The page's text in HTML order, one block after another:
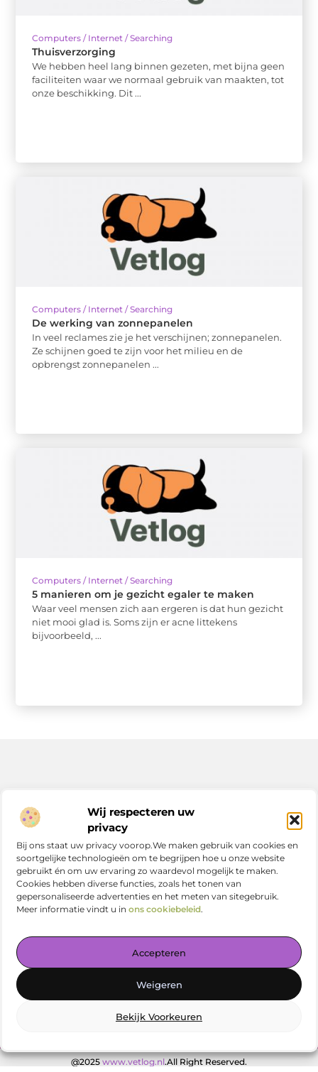
Wij respecteren uw
privacy
Bij ons staat uw privacy voorop.We maken gebruik van cookies en
soortgelijke technologieën om te begrijpen hoe u onze website
gebruikt én om uw ervaring zo waardevol mogelijk te maken.
Cookies hebben diverse functies, zoals het tonen van
gepersonaliseerde advertenties en het meten van sitegebruik.
Meer informatie vindt u in ons cookiebeleid.
Accepteren
Weigeren
Bekijk Voorkeuren
Computers / Internet / Searching
Thuisverzorging
We hebben heel lang binnen gezeten, met bijna geen
faciliteiten waar we normaal gebruik van maakten, tot
onze beschikking. Dit ...
Computers / Internet / Searching
De werking van zonnepanelen
In veel reclames zie je het verschijnen; zonnepanelen.
Ze schijnen goed te zijn voor het milieu en de
opbrengst zonnepanelen ...
Computers / Internet / Searching
5 manieren om je gezicht egaler te maken
Waar veel mensen zich aan ergeren is dat hun gezicht
niet mooi glad is. Soms zijn er acne littekens
bijvoorbeeld, ...
— Verdiep je in prikkelende artikelen, slimme tips en
verrassende inzichten. Alles overzichtelijk bij elkaar. Begin
vandaag met ontdekken op vetlog.nl!
@2025www.vetlog.nl.All Right Reserved.
Onze informatie